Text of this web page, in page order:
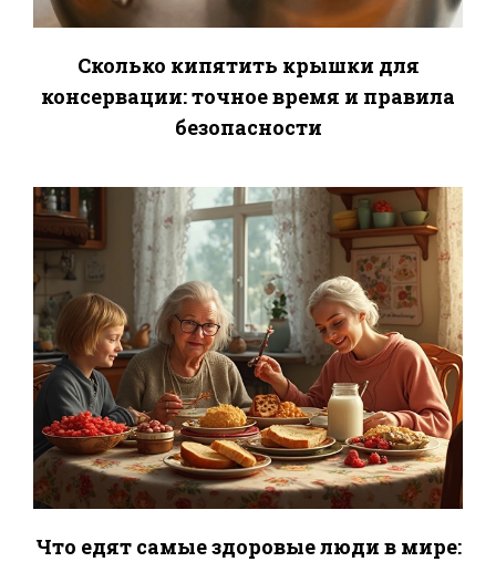
Сколько кипятить крышки для
консервации: точное время и правила
безопасности
Что едят самые здоровые люди в мире: